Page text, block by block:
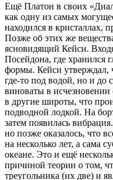
Ещё Платон в своих
как одну из самых
находился в кристаллах,
Позже об этих же
ясновидящий Кейси.
Посейдона, где хранился
формы. Кейси утверждал,
где-то под водой, но и
виноваты в
в другие широты, что
подводной лодкой. На
затем появилась
но позже оказалось, что
на несколько лет, а сама
океане. Это и ещё
причиной теории о том,
треугольника (их две) и